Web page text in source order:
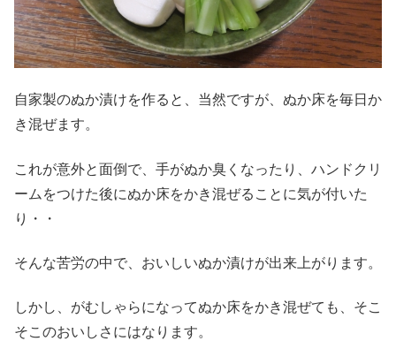
自家製のぬか漬けを作ると、当然ですが、ぬか床を毎日か
き混ぜます。
これが意外と面倒で、手がぬか臭くなったり、ハンドクリ
ームをつけた後にぬか床をかき混ぜることに気が付いた
り・・
そんな苦労の中で、おいしいぬか漬けが出来上がります。
しかし、がむしゃらになってぬか床をかき混ぜても、そこ
そこのおいしさにはなります。